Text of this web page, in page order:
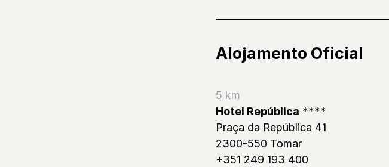
Alojamento Oficial
5 km
Hotel República ****
Praça da República 41
2300-550 Tomar
+351 249 193 400